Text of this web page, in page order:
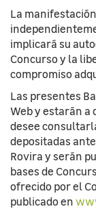
La
implicará su
Concurso y la
compromiso
Las presentes
Web y estarán a
desee
depositadas
Rovira y serán
bases de
ofrecido por el
publicado en